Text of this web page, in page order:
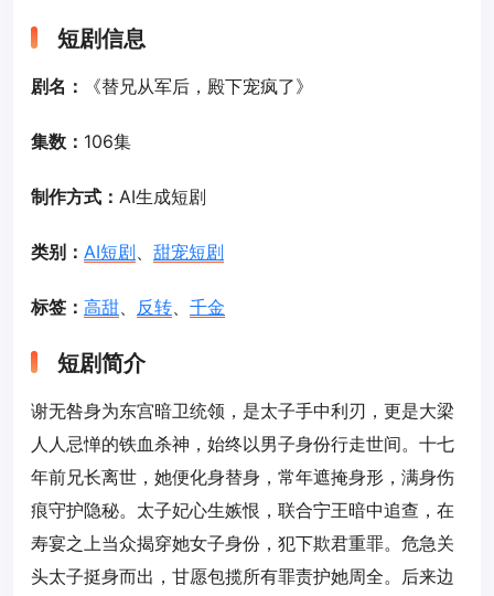
短剧信息
剧名： 《替兄从军后，殿下宠疯了》
集数： 106集
制作方式： AI生成短剧
类别： AI短剧、 甜宠短剧
标签： 高甜、 反转、 千金
短剧简介
谢无咎身为东宫暗卫统领，是太子手中利刃，更是大梁
人人忌惮的铁血杀神，始终以男子身份行走世间。十七
年前兄长离世，她便化身替身，常年遮掩身形，满身伤
痕守护隐秘。太子妃心生嫉恨，联合宁王暗中追查，在
寿宴之上当众揭穿她女子身份，犯下欺君重罪。危急关
头太子挺身而出，甘愿包揽所有罪责护她周全。后来边